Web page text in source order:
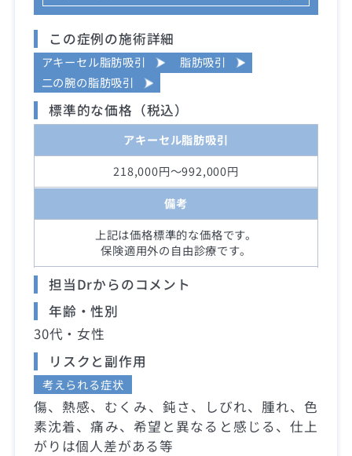
この症例の施術詳細
アキーセル脂肪吸引
脂肪吸引
二の腕の脂肪吸引
標準的な価格（税込）
アキーセル脂肪吸引
218,000円～992,000円
備考
上記は価格標準的な価格です。
保険適用外の自由診療です。
担当Drからのコメント
年齢・性別
30代・女性
リスクと副作用
考えられる症状
傷、熱感、むくみ、鈍さ、しびれ、腫れ、色
素沈着、痛み、希望と異なると感じる、仕上
がりは個人差がある等